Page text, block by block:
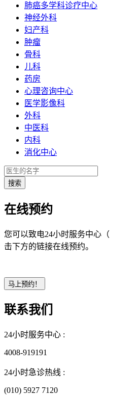
肺癌多学科诊疗中心
神经外科
妇产科
肿瘤
骨科
儿科
药房
心理咨询中心
医学影像科
外科
中医科
内科
消化中心
在线预约
您可以致电24小时服务中心（
击下方的链接在线预约。
联系我们
24小时服务中心 :
4008-919191
24小时急诊热线 :
(010) 5927 7120